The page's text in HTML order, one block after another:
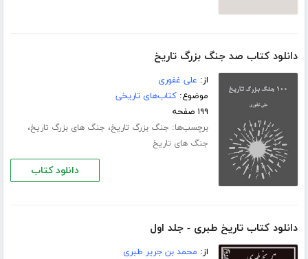
دانلود کتاب صد جنگ بزرگ تاریخ
از: علی غفوری
موضوع:کتاب‌های تاریخی
۱۹۹ صفحه
برچسب‌ها: جنگ بزرگ تاریخ، جنگ های بزرگ تاریخ،
جنگ های تاریخ
دانلود کتاب
دانلود کتاب تاریخ طبری - جلد اول
از: محمد بن جریر طبری